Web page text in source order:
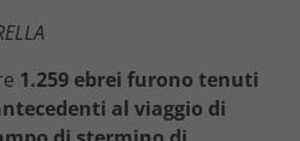
1.259 ebrei furono tenuti
al viaggio di